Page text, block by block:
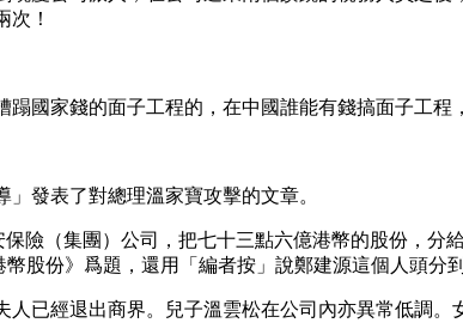
次！
國家錢的面子工程的，在中國誰能有錢搞面子工
發表了對總理溫家寶攻擊的文章。
險（集團）公司，把七十三點六億港幣的股份，
股份》爲題，還用「編者按」說鄭建源這個人頭分
已經退出商界。兒子溫雲松在公司內亦異常低調。